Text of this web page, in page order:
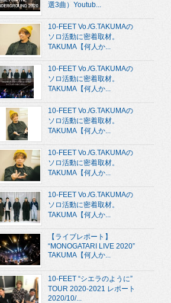
選3曲）Youtub...
10-FEET Vo./G.TAKUMAの
ソロ活動に密着取材。
TAKUMA【何人か...
10-FEET Vo./G.TAKUMAの
ソロ活動に密着取材。
TAKUMA【何人か...
10-FEET Vo./G.TAKUMAの
ソロ活動に密着取材。
TAKUMA【何人か...
10-FEET Vo./G.TAKUMAの
ソロ活動に密着取材。
TAKUMA【何人か...
10-FEET Vo./G.TAKUMAの
ソロ活動に密着取材。
TAKUMA【何人か...
【ライブレポート】
“MONOGATARI LIVE 2020”
TAKUMA【何人か...
10-FEET “シエラのように”
TOUR 2020-2021 レポート
2020/10/...